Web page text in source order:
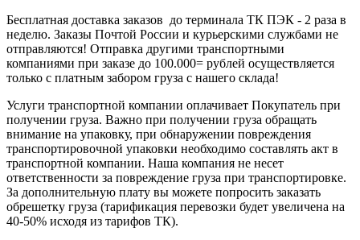
Бесплатная доставка заказов до терминала ТК ПЭК - 2 раза в
неделю. Заказы Почтой России и курьерскими службами не
отправляются! Отправка другими транспортными
компаниями при заказе до 100.000= рублей осуществляется
только с платным забором груза с нашего склада!
Услуги транспортной компании оплачивает Покупатель при
получении груза. Важно при получении груза обращать
внимание на упаковку, при обнаружении повреждения
транспортировочной упаковки необходимо составлять акт в
транспортной компании. Наша компания не несет
ответственности за повреждение груза при транспортировке.
За дополнительную плату вы можете попросить заказать
обрешетку груза (тарификация перевозки будет увеличена на
40-50% исходя из тарифов ТК).